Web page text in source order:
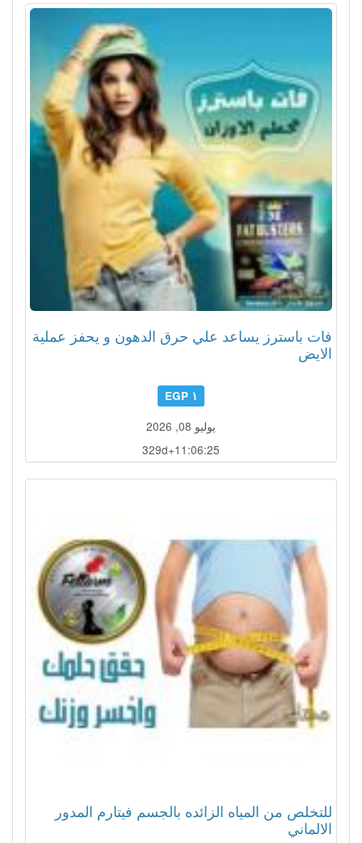
فات باسترز يساعد علي حرق الدهون و يحفز عملية
الايض
١ EGP
يوليو 08, 2026
329d+11:06:22
للتخلص من المياه الزائده بالجسم فيتارم المدور
الالماني